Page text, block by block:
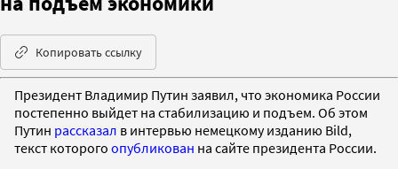
Копировать ссылку
Президент Владимир Путин заявил, что экономика России
постепенно выйдет на стабилизацию и подъем. Об этом
Путин рассказал в интервью немецкому изданию Bild,
текст которого опубликован на сайте президента России.